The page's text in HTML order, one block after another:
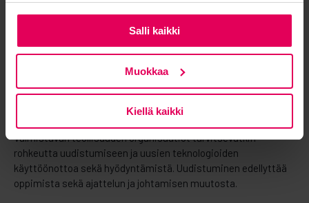
Salli kaikki
Muokkaa
Kiellä kaikki
uudistaminen edellyttää
rohkeutta sekä uutta
Valmistava teollisuus on talouden vahva tukijalka ja toisaalta
Valmistavan teollisuuden organisaatiot tarvitsevatkin
rohkeutta uudistumiseen ja uusien teknologioiden
käyttöönottoa sekä hyödyntämistä. Uudistuminen edellyttää
oppimista sekä ajattelun ja johtamisen muutosta.